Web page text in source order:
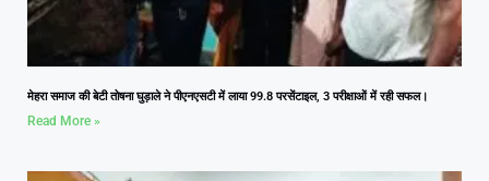
मेहरा समाज की बेटी तोषना घुड़ाले ने पीएनएसटी में लाया 99.8 परसेंटाइल, 3 परीक्षाओं में रही सफल।
Read More »